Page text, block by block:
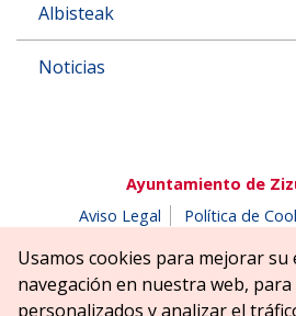
Albisteak
Noticias
Ayuntamiento de
Aviso Legal
Política de
Parque Erreniega parkea, s/n |
Nagusia (NAVARRA-
Usamos cookies para mejorar su
navegación en nuestra web,
personalizados y analizar el